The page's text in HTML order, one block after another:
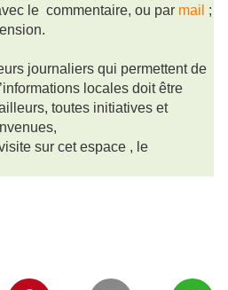
le commentaire, ou par mail ;
journaliers qui permettent de
locales doit être
toutes initiatives et
sur cet espace , le